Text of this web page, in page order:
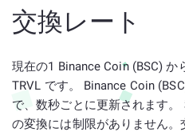
交換レート
現在の1 Binance Coin (BSC) か
TRVL です。 Binance Coin
で、数秒ごとに更新されます。
の変換には制限がありません